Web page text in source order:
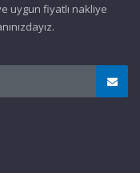
uygun fiyatlı nakliye